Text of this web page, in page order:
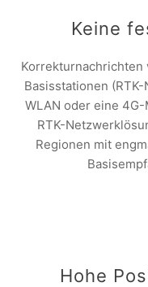
Keine
Korrekturnachrichten
Basisstationen
WLAN oder eine
RTK-
Regionen mit
Hohe